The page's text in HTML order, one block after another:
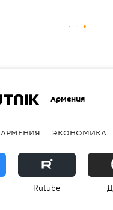
Армения
АРМЕНИЯ ЭКОНОМИКА
Rutube